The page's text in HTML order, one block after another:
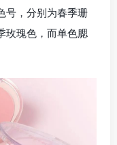
号，分别为春季珊
玫瑰色，而单色腮